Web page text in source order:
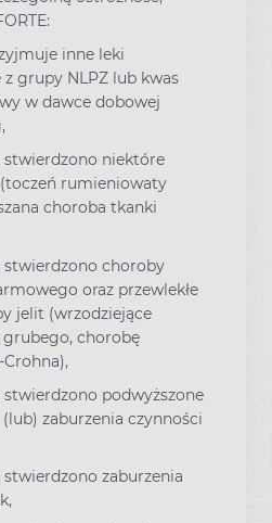
inne leki
grupy NLPZ lub kwas
w dawce dobowej
stwierdzono niektóre
rumieniowaty
choroba tkanki
stwierdzono choroby
oraz przewlekłe
jelit (wrzodziejące
chorobę
podwyższone
zaburzenia czynności
zaburzenia